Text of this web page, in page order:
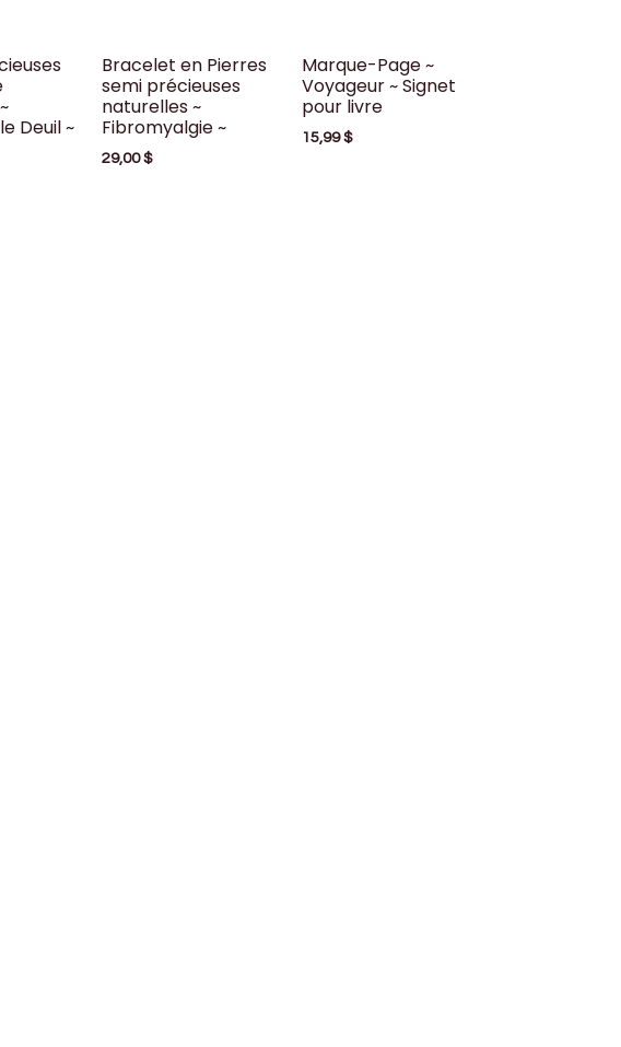
Deuil ~
Bracelet en Pierres
semi précieuses
naturelles ~
Fibromyalgie ~
29,00$
Marque-Page ~
Voyageur ~ Signet
pour livre
15,99$